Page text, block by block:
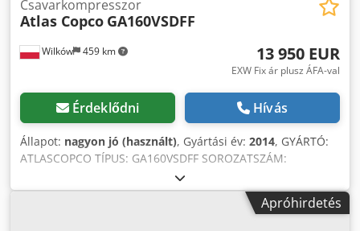
Wilków 459 km
Csavarkompresszor
Atlas Copco GA160VSDFF
13 950 EUR
EXW Fix ár plusz ÁFA-val
Érdeklődni Hívás
Állapot: nagyon jó (használt), Gyártási év: 2014, GYÁRTÓ:
ATLASCOPCO TÍPUS: GA160VSDFF SOROZATSZÁM:
APF195117 GYÁRTÁSI ÉV: 2014 TELJESÍTMÉNY (kW): 186
TELJESÍTMÉNY (m3/perc): 4,82-26,70 NYOMÁS (bar): 8,3
ÜZEMÓRA (ÓRA/ÖSSZES): 67773 FREKVENCIAVÁLTÓ: igen
Apróhirdetés